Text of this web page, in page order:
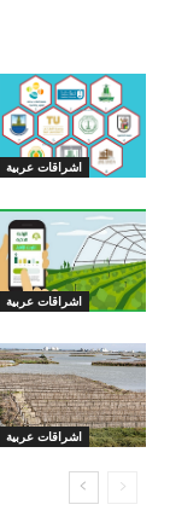
اشراقات عربية
اشراقات عربية
اشراقات عربية